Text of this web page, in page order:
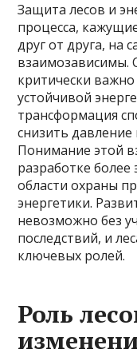
Защита лесов и
процесса,
друг от друга, на
взаимозависимы.
критически
устойчивой
трансформация
снизить давление
Понимание этой
разработке более
области охраны
энергетики.
невозможно без
последствий, и
ключевых ролей.
Роль